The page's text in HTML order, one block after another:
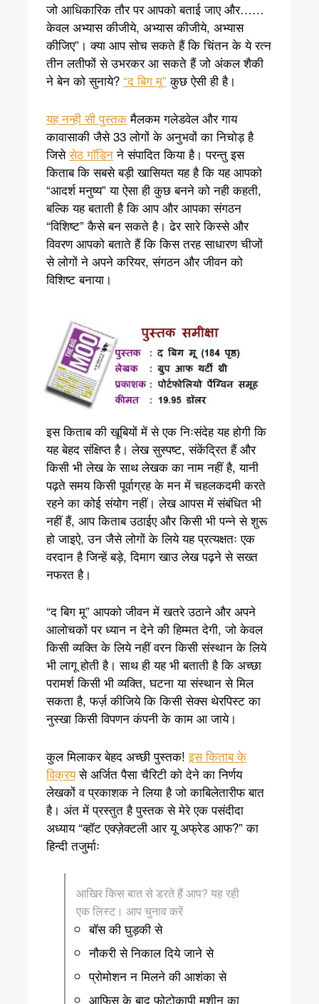
जो आधिकारिक तौर पर आपको बताई जाए और……
केवल अभ्यास कीजीये, अभ्यास कीजीये, अभ्यास
कीजिए”। क्या आप सोच सकते हैं कि चिंतन के ये रत्न
तीन लतीफों से उभरकर आ सकते हैं जो अंकल शैकी
ने बेन को सुनाये? “द बिग मू”कुछ ऐसी ही है।
यह नन्ही सी पुस्तकमैलकम गलेडवेल और गाय
कावासाकी जैसे 33 लोगों के अनुभवों का निचोड़ है
जिसेसेठ गॉडिनने संपादित किया है। परन्तु इस
किताब कि सबसे बड़ी खासियत यह है कि यह आपको
“आदर्श मनुष्य” या ऐसा ही कुछ बनने को नही कहती,
बल्कि यह बताती है कि आप और आपका संगठन
“विशिष्ट” कैसे बन सकते है। ढेर सारे किस्से और
विवरण आपको बताते हैं कि किस तरह साधारण चीजों
से लोगों ने अपने करियर, संगठन और जीवन को
विशिष्ट बनाया।
इस किताब की खूबियों में से एक निःसंदेह यह होगी कि
यह बेहद संक्षिप्त है। लेख सुस्पष्ट, संकेंद्रित हैं और
किसी भी लेख के साथ लेखक का नाम नहीं है, यानी
पढ़ते समय किसी पूर्वाग्रह के मन में चहलकदमी करते
रहने का कोई संयोग नहीं। लेख आपस में संबंधित भी
नहीं हैं, आप किताब उठाईए और किसी भी पन्ने से शुरू
हो जाइऐ, उन जैसे लोगों के लिये यह प्रत्यक्षतः एक
वरदान है जिन्हें बड़े, दिमाग खाउ लेख पढ़ने से सख्त
नफरत है।
“द बिग मू” आपको जीवन में खतरे उठाने और अपने
आलोचकों पर ध्यान न देने की हिम्मत देगी, जो केवल
किसी व्यक्ति के लिये नहीं वरन किसी संस्थान के लिये
भी लागू होती है। साथ ही यह भी बताती है कि अच्छा
परामर्श किसी भी व्यक्ति, घटना या संस्थान से मिल
सकता है, फर्ज़ कीजिये कि किसी सेक्स थेरपिस्ट का
नुस्खा किसी विपणन कंपनी के काम आ जाये।
कुल मिलाकर बेहद अच्छी पुस्तक!इस किताब के
विक्रयसे अर्जित पैसा चैरिटी को देने का निर्णय
लेखकों व प्रकाशक ने लिया है जो काबिलेतारीफ बात
है। अंत में प्रस्तुत है पुस्तक से मेरे एक पसंदीदा
अध्याय “व्हॉट एक्ज़ेक्टली आर यू अफ्रेड आफ?” का
हिन्दी तजुर्माः
आखिर किस बात से डरते हैं आप? यह रही
एक लिस्ट। आप चुनाव करें
बॉस की घुड़की से
नौकरी से निकाल दिये जाने से
प्रोमोशन न मिलने की आशंका से
आफिस के बाद फोटोकापी मशीन का